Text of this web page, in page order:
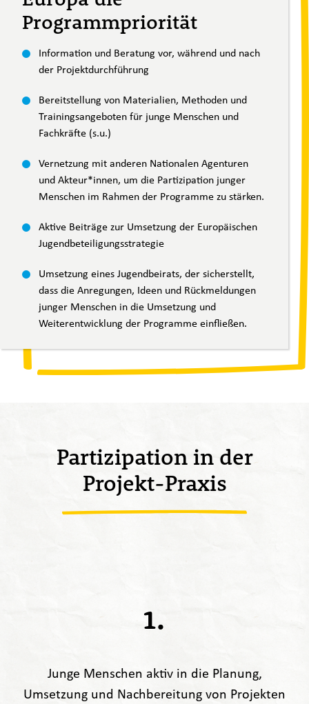
Programmpriorität
Information und Beratung vor, während und nach
der Projektdurchführung
Bereitstellung von Materialien, Methoden und
Trainingsangeboten für junge Menschen und
Fachkräfte (s.u.)
Vernetzung mit anderen Nationalen Agenturen
und Akteur*innen, um die Partizipation junger
Menschen im Rahmen der Programme zu stärken.
Aktive Beiträge zur Umsetzung der Europäischen
Jugendbeteiligungsstrategie
Umsetzung eines Jugendbeirats, der sicherstellt,
dass die Anregungen, Ideen und Rückmeldungen
junger Menschen in die Umsetzung und
Weiterentwicklung der Programme einfließen.
Partizipation in der
Projekt-Praxis
1.
Junge Menschen aktiv in die Planung,
Umsetzung und Nachbereitung von Projekten